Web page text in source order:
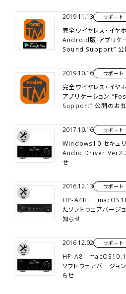
2019.11.13 サポート
完全ワイヤレス・イヤ
Android版 アプリケ
Sound Support” 公
2019.10.16 サポート
完全ワイヤレス・イヤ
アプリケーション
Support” 公開のお
2017.10.16 サポート
Windows10 セキュリ
Audio Driver
せ
2016.12.13 サポート
HP-A4BL
たソフトウェアバージ
知らせ
2016.12.02 サポート
HP-A8
ソフトウェアバージョ
らせ